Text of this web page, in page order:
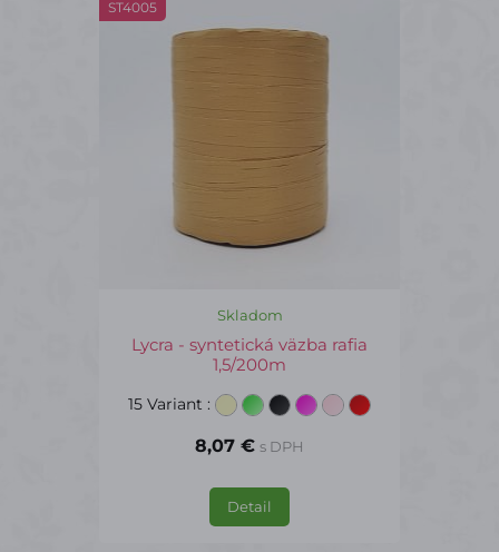
ST4005
Skladom
Lycra - syntetická väzba rafia
1,5/200m
15 Variant :
8,07 € s DPH
Detail